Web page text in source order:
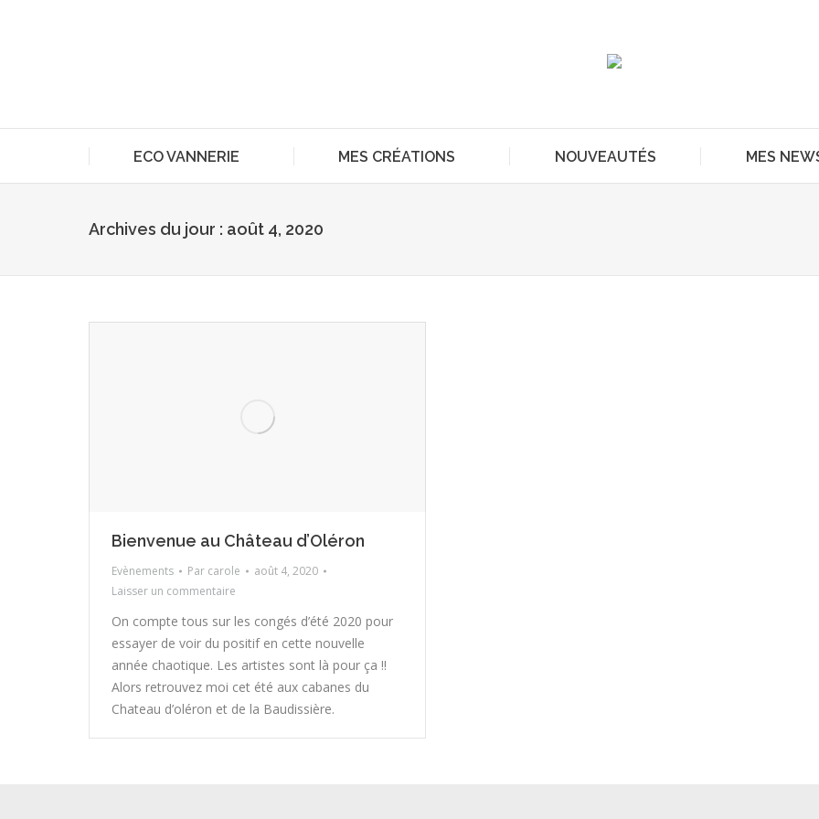
ECO VANNERIE MES CRÉATIONS NOUVEAUTÉS MES
Archives du jour : août 4, 2020
Bienvenue au Château d’Oléron
Evènements Par carole
août 4, 2020
Laisser un commentaire
On compte tous sur les congés d’été 2020 pour
essayer de voir du positif en cette nouvelle
année chaotique. Les artistes sont là pour ça !!
Alors retrouvez moi cet été aux cabanes du
Chateau d’oléron et de la Baudissière.